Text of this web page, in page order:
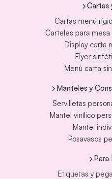
Cartas
Cartas menú
Carteles para mesa
Display carta
Flyer
Menú carta
Manteles y
Servilletas
Mantel vinílico
Mantel
Posavasos
Para
Etiquetas y